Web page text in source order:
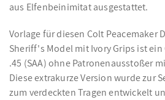
aus Elfenbeinimitat ausgestattet.
Vorlage für diesen Colt Peacemaker
Sheriff's Model mit Ivory Grips ist
.45 (SAA) ohne Patronenausstoßer
Diese extrakurze Version wurde zur
zum verdeckten Tragen entwickelt